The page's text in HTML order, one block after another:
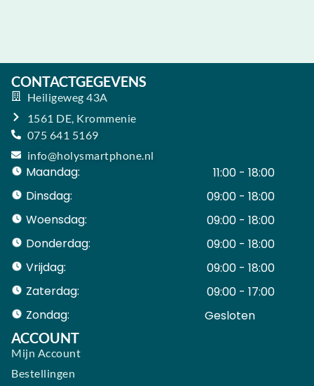
CONTACTGEGEVENS
Heiligeweg 43A
1561 DE, Krommenie
075 641 5169
info@holysmartphone.nl
Maandag:
11:00 - 18:00
Dinsdag:
09:00 - 18:00
Woensdag:
09:00 - 18:00
Donderdag:
09:00 - 18:00
Vrijdag:
09:00 - 18:00
Zaterdag:
09:00 - 17:00
Zondag:
Gesloten ​ ​ ​ ​ ​ ​ ​
ACCOUNT
Mijn Account
Bestellingen